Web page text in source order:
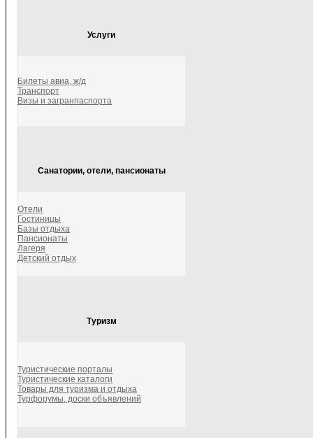
Услуги
Билеты авиа, ж/д
Транспорт
Визы и загранпаспорта
Санатории, отели, пансионаты
Отели
Гостиницы
Базы отдыха
Пансионаты
Лагеря
Детский отдых
Туризм
Туристические порталы
Туристические каталоги
Товары для туризма и отдыха
Турфорумы, доски объявлений